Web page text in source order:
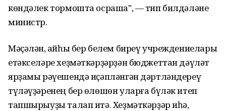
көндәлек тормошта осраша", — тип билдәләне
министр.
Мәҫәлән, ҡайһы бер белем биреү учреждениелары
етәкселәре хеҙмәткәрҙәрҙән бюджеттан дәүләт
ярҙамы рәүешендә иҫәпләнгән дәртләндереү
түләүҙәренең бер өлөшөн уларға бүләк итеп
тапшырыуҙы талап итә. Хеҙмәткәрҙәр иһә,